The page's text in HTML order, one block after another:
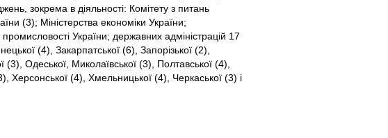
зокрема в діяльності: Комітету з питань
(3); Міністерства економіки України;
промисловості України; державних адміністрацій 17
(4), Закарпатської (6), Запорізької (2),
(3), Одеської, Миколаївської (3), Полтавської (4),
Херсонської (4), Хмельницької (4), Черкаської (3) і